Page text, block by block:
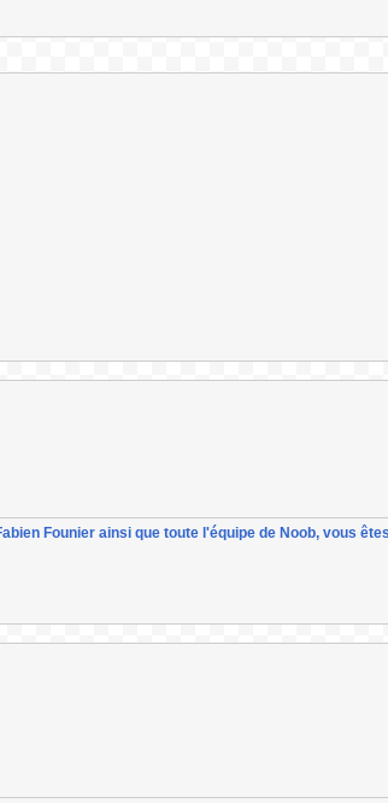
Founier ainsi que toute l'équipe de Noob, vous